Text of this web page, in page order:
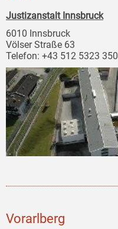
Justizanstalt Innsbruck
6010 Innsbruck
Völser Straße 63
Telefon: +43 512 5323 350
Vorarlberg